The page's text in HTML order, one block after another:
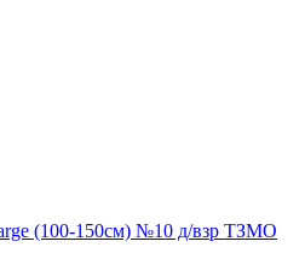
(100-150см) №10 д/взр ТЗМО